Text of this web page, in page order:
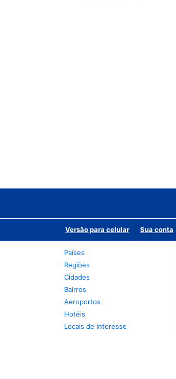
Versão para celular Sua conta
Países
Regiões
Cidades
Bairros
Aeroportos
Hotéis
Locais de interesse